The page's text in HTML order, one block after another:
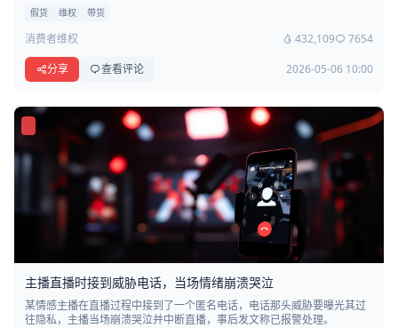
假货 维权 带货
消费者维权 432,109
7654
分享
查看评论 2026-05-06 10:00
主播直播时接到威胁电话，当场情绪崩溃哭泣
某情感主播在直播过程中接到了一个匿名电话，电话那头威胁要曝光其过
往隐私，主播当场崩溃哭泣并中断直播，事后发文称已报警处理。